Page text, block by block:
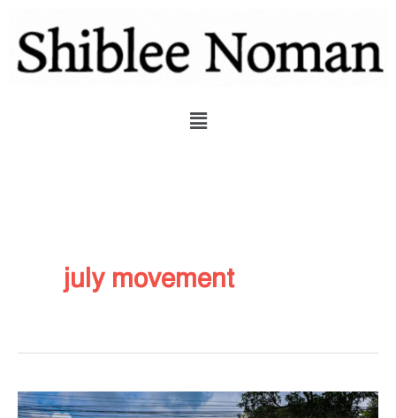
content
Menu
july movement
গণআন্দোলনে